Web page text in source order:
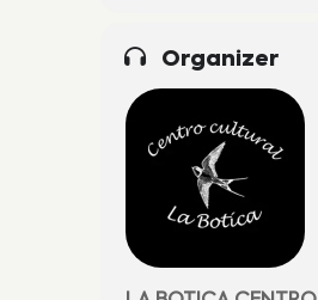
Organizer